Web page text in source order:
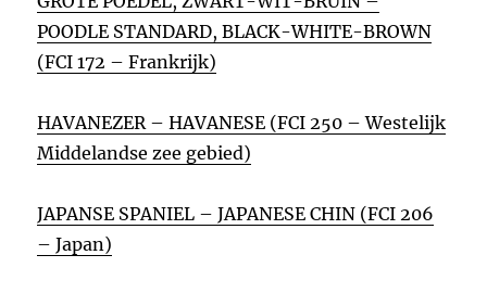
POODLE STANDARD, BLACK-WHITE-BROWN
(FCI 172 – Frankrijk)
HAVANEZER – HAVANESE (FCI 250 – Westelijk
Middelandse zee gebied)
JAPANSE SPANIEL – JAPANESE CHIN (FCI 206
– Japan)